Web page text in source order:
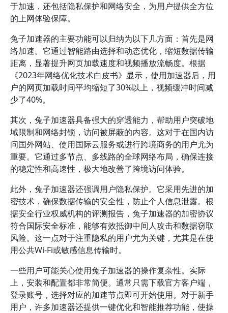
于加速，还包括隐私保护和网络安全，为用户提供全方位
的上网体验保障。
兔子加速器的主要功能可以归纳为以下几方面：首先是网
络加速。它通过智能路由选择和动态优化，缩短数据传输
距离，显著提升网页加载速度和视频播放流畅度。根据
《2023年网络优化技术白皮书》显示，使用加速器后，用
户的网页加载时间平均缩短了30%以上，视频缓冲时间减
少了40%。
其次，兔子加速器具备强大的穿透能力，帮助用户突破地
域限制和网络封锁，访问被屏蔽的内容。这对于在国内访
问国外网站、使用国际云服务或进行跨境商务的用户尤为
重要。它通过多节点、多线路的全球网络布局，确保连接
的稳定性和高速性，极大地改善了跨境访问体验。
此外，兔子加速器还强调用户隐私保护。它采用先进的加
密技术，确保数据传输的安全性，防止个人信息泄露。根
据安全行业权威机构的评测报告，兔子加速器的加密协议
符合国际安全标准，能够有效抵御中间人攻击和数据窃取
风险。这一点对于注重隐私的用户尤为关键，尤其是在使
用公共Wi-Fi或敏感信息传输时。
一些用户可能关心使用兔子加速器的操作复杂性。实际
上，安装和配置都非常简便。通常只需下载官方客户端，
登录账号，选择对应的加速节点即可开始使用。对于新手
用户，许多加速器还提供一键优化和智能推荐功能，使操